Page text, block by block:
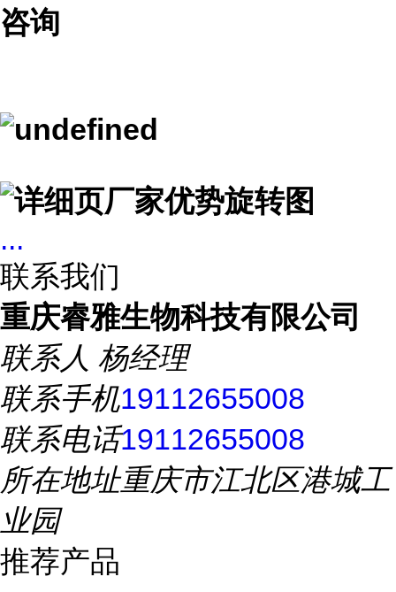
咨询
...
联系我们
重庆睿雅生物科技有限公司
联系人 杨经理
联系手机19112655008
联系电话19112655008
所在地址重庆市江北区港城工
业园
推荐产品